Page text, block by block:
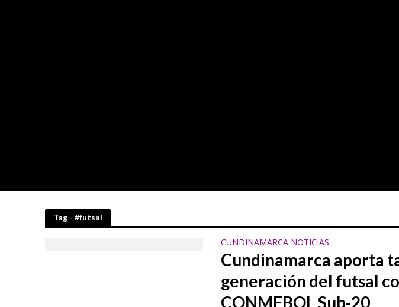
Tag - #futsal
CUNDINAMARCA NOTICIAS
Cundinamarca aporta
generación del futsal
CONMEBOL Sub-20